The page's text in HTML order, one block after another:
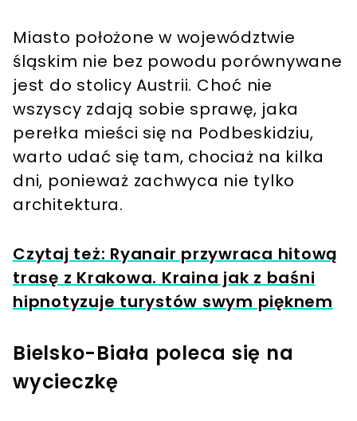
Miasto położone w województwie
śląskim nie bez powodu porównywane
jest do stolicy Austrii. Choć nie
wszyscy zdają sobie sprawę, jaka
perełka mieści się na Podbeskidziu,
warto udać się tam, chociaż na kilka
dni, ponieważ zachwyca nie tylko
architektura.
Czytaj też: Ryanair przywraca hitową
trasę z Krakowa. Kraina jak z baśni
hipnotyzuje turystów swym pięknem
Bielsko-Biała poleca się na
wycieczkę